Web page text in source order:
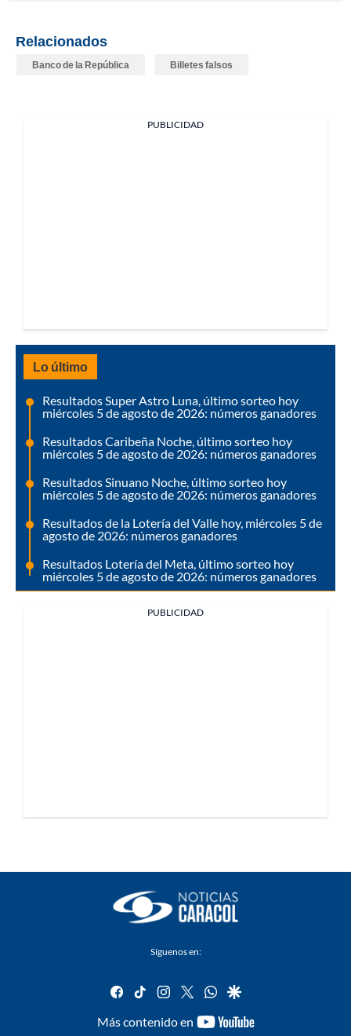
Relacionados
Banco de la República Billetes falsos
PUBLICIDAD
Lo último
Resultados Super Astro Luna, último sorteo hoy
miércoles 5 de agosto de 2026: números ganadores
Resultados Caribeña Noche, último sorteo hoy
miércoles 5 de agosto de 2026: números ganadores
Resultados Sinuano Noche, último sorteo hoy
miércoles 5 de agosto de 2026: números ganadores
Resultados de la Lotería del Valle hoy, miércoles 5 de
agosto de 2026: números ganadores
Resultados Lotería del Meta, último sorteo hoy
miércoles 5 de agosto de 2026: números ganadores
PUBLICIDAD
Síguenos en:
facebook
tiktok instagram
twitterwhatsapp
google
Más contenido en
youtube-